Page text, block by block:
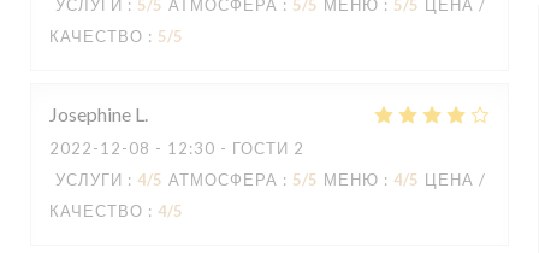
УСЛУГИ : 5/5 АТМОСФЕРА : 5/5 МЕНЮ : 5/5 ЦЕНА /
КАЧЕСТВО : 5/5
Josephine L
2022-12-08 - 12:30 - ГОСТИ 2
УСЛУГИ : 4/5 АТМОСФЕРА : 5/5 МЕНЮ : 4/5 ЦЕНА /
КАЧЕСТВО : 4/5